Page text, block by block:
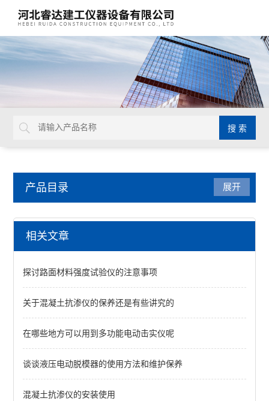
产品目录
公路试验仪器
承载比试验仪
新标准灌砂法试验仪
桥梁伸缩缝安装公差测试系统
反拉式有效预应力无损检测仪
河北公路试验仪器
展开
相关文章
探讨路面材料强度试验仪的注意事项
关于混凝土抗渗仪的保养还是有些讲究的
在哪些地方可以用到多功能电动击实仪呢
谈谈液压电动脱模器的使用方法和维护保养
混凝土抗渗仪的安装使用